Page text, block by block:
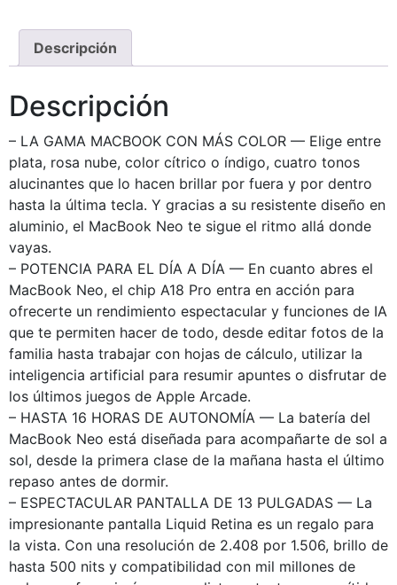
Descripción
Descripción
– LA GAMA MACBOOK CON MÁS COLOR — Elige entre
plata, rosa nube, color cítrico o índigo, cuatro tonos
alucinantes que lo hacen brillar por fuera y por dentro
hasta la última tecla. Y gracias a su resistente diseño en
aluminio, el MacBook Neo te sigue el ritmo allá donde
vayas.
– POTENCIA PARA EL DÍA A DÍA — En cuanto abres el
MacBook Neo, el chip A18 Pro entra en acción para
ofrecerte un rendimiento espectacular y funciones de IA
que te permiten hacer de todo, desde editar fotos de la
familia hasta trabajar con hojas de cálculo, utilizar la
inteligencia artificial para resumir apuntes o disfrutar de
los últimos juegos de Apple Arcade.
– HASTA 16 HORAS DE AUTONOMÍA — La batería del
MacBook Neo está diseñada para acompañarte de sol a
sol, desde la primera clase de la mañana hasta el último
repaso antes de dormir.
– ESPECTACULAR PANTALLA DE 13 PULGADAS — La
impresionante pantalla Liquid Retina es un regalo para
la vista. Con una resolución de 2.408 por 1.506, brillo de
hasta 500 nits y compatibilidad con mil millones de